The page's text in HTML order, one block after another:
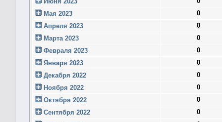
Мая 2023
0
Апреля 2023
0
Марта 2023
0
Февраля 2023
0
Января 2023
0
Декабря 2022
0
Ноября 2022
0
Октября 2022
0
Сентября 2022
0